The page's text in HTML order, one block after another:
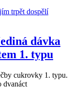
dávka
1. typu
cukrovky 1. typu.
dvanáct